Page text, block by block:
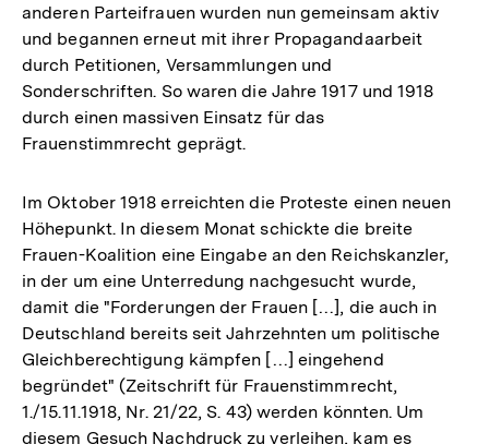
anderen Parteifrauen wurden nun gemeinsam aktiv
und begannen erneut mit ihrer Propagandaarbeit
durch Petitionen, Versammlungen und
Sonderschriften. So waren die Jahre 1917 und 1918
durch einen massiven Einsatz für das
Frauenstimmrecht geprägt.
Im Oktober 1918 erreichten die Proteste einen neuen
Höhepunkt. In diesem Monat schickte die breite
Frauen-Koalition eine Eingabe an den Reichskanzler,
in der um eine Unterredung nachgesucht wurde,
damit die "Forderungen der Frauen […], die auch in
Deutschland bereits seit Jahrzehnten um politische
Gleichberechtigung kämpfen […] eingehend
begründet" (Zeitschrift für Frauenstimmrecht,
1./15.11.1918, Nr. 21/22, S. 43) werden könnten. Um
diesem Gesuch Nachdruck zu verleihen, kam es